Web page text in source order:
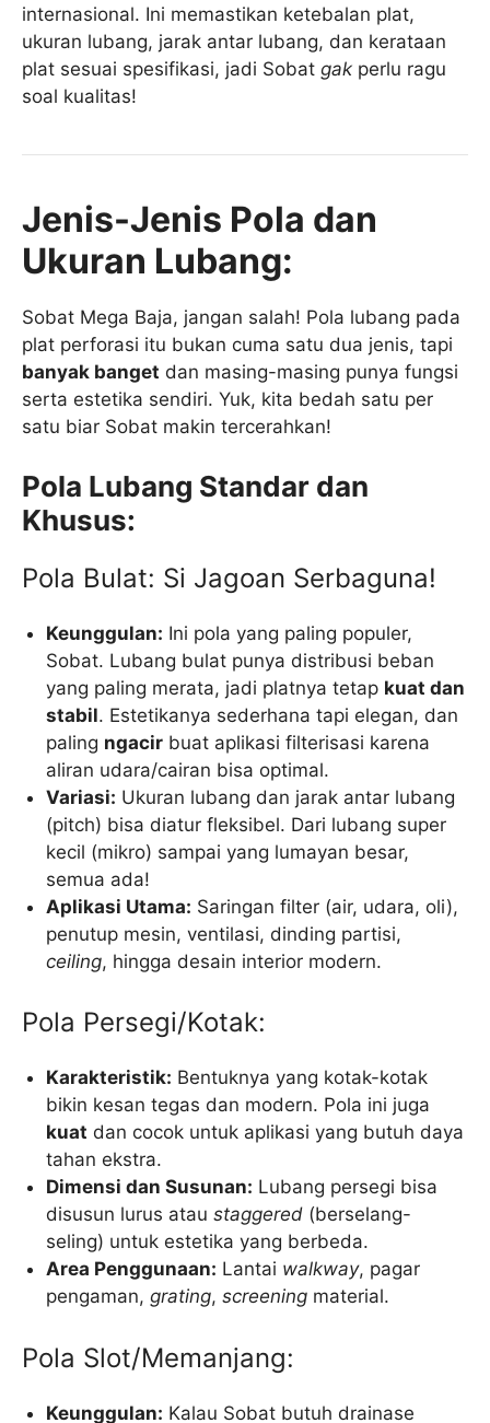
internasional. Ini memastikan ketebalan plat,
ukuran lubang, jarak antar lubang, dan kerataan
plat sesuai spesifikasi, jadi Sobat gak perlu ragu
soal kualitas!
Jenis-Jenis Pola dan
Ukuran Lubang:
Sobat Mega Baja, jangan salah! Pola lubang pada
plat perforasi itu bukan cuma satu dua jenis, tapi
banyak banget dan masing-masing punya fungsi
serta estetika sendiri. Yuk, kita bedah satu per
satu biar Sobat makin tercerahkan!
Pola Lubang Standar dan
Khusus:
Pola Bulat: Si Jagoan Serbaguna!
Keunggulan: Ini pola yang paling populer,
Sobat. Lubang bulat punya distribusi beban
yang paling merata, jadi platnya tetap kuat dan
stabil. Estetikanya sederhana tapi elegan, dan
paling ngacir buat aplikasi filterisasi karena
aliran udara/cairan bisa optimal.
Variasi: Ukuran lubang dan jarak antar lubang
(pitch) bisa diatur fleksibel. Dari lubang super
kecil (mikro) sampai yang lumayan besar,
semua ada!
Aplikasi Utama: Saringan filter (air, udara, oli),
penutup mesin, ventilasi, dinding partisi,
ceiling, hingga desain interior modern.
Pola Persegi/Kotak:
Karakteristik: Bentuknya yang kotak-kotak
bikin kesan tegas dan modern. Pola ini juga
kuat dan cocok untuk aplikasi yang butuh daya
tahan ekstra.
Dimensi dan Susunan: Lubang persegi bisa
disusun lurus ataustaggered (berselang-
seling) untuk estetika yang berbeda.
Area Penggunaan: Lantai walkway, pagar
pengaman,grating,screening material.
Pola Slot/Memanjang:
Keunggulan: Kalau Sobat butuh drainase